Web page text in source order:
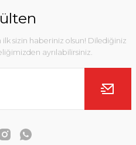
sizin haberiniz olsun! Dilediğiniz
ayrılabilirsiniz.